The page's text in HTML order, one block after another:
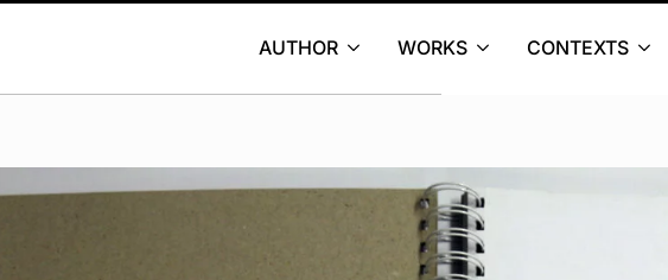
AUTHOR WORKS CONTEXTS